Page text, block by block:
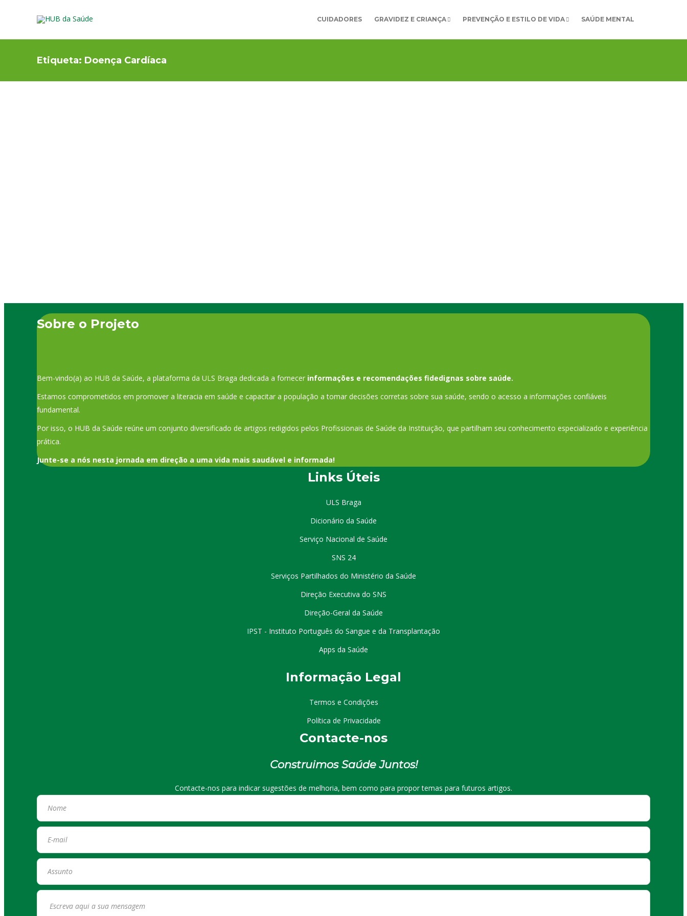
CUIDADORES GRAVIDEZ E CRIANÇA PREVENÇÃO E ESTILO DE VIDA SAÚDE MENTAL
Etiqueta: Doença Cardíaca
Sobre o Projeto
Bem-vindo(a) ao HUB da Saúde, a plataforma da ULS Braga dedicada a fornecer informações e recomendações fidedignas sobre saúde.
Estamos comprometidos em promover a literacia em saúde e capacitar a população a tomar decisões corretas sobre sua saúde, sendo o acesso a informações confiáveis
fundamental.
Por isso, o HUB da Saúde reúne um conjunto diversificado de artigos redigidos pelos Profissionais de Saúde da Instituição, que partilham seu conhecimento especializado e experiência
prática.
Junte-se a nós nesta jornada em direção a uma vida mais saudável e informada!
Links Úteis
ULS Braga
Dicionário da Saúde
Serviço Nacional de Saúde
SNS 24
Serviços Partilhados do Ministério da Saúde
Direção Executiva do SNS
Direção-Geral da Saúde
IPST - Instituto Português do Sangue e da Transplantação
Apps da Saúde
Informação Legal
Termos e Condições
Política de Privacidade
Contacte-nos
Construimos Saúde Juntos!
Contacte-nos para indicar sugestões de melhoria, bem como para propor temas para futuros artigos.